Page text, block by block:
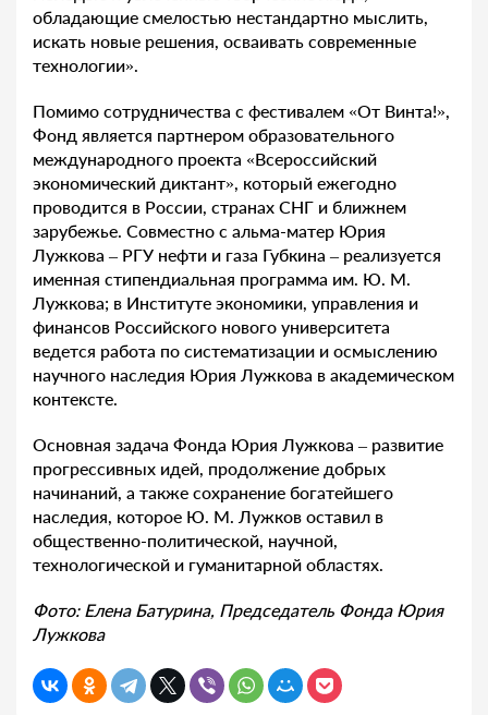
обладающие смелостью нестандартно мыслить,
искать новые решения, осваивать современные
технологии».
Помимо сотрудничества с фестивалем «От Винта!»,
Фонд является партнером образовательного
международного проекта «Всероссийский
экономический диктант», который ежегодно
проводится в России, странах СНГ и ближнем
зарубежье. Совместно с альма-матер Юрия
Лужкова – РГУ нефти и газа Губкина – реализуется
именная стипендиальная программа им. Ю. М.
Лужкова; в Институте экономики, управления и
финансов Российского нового университета
ведется работа по систематизации и осмыслению
научного наследия Юрия Лужкова в академическом
контексте.
Основная задача Фонда Юрия Лужкова – развитие
прогрессивных идей, продолжение добрых
начинаний, а также сохранение богатейшего
наследия, которое Ю. М. Лужков оставил в
общественно-политической, научной,
технологической и гуманитарной областях.
Фото: Елена Батурина, Председатель Фонда Юрия
Лужкова